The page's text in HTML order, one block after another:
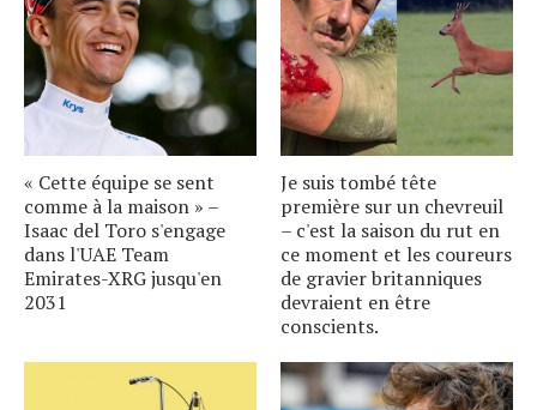
« Cette équipe se sent
comme à la maison » –
Isaac del Toro s'engage
dans l'UAE Team
Emirates-XRG jusqu'en
2031
Je suis tombé tête
première sur un chevreuil
– c'est la saison du rut en
ce moment et les coureurs
de gravier britanniques
devraient en être
conscients.